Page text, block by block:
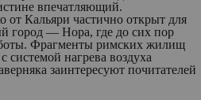
впечатляющий.
от Кальяри частично открыт для
город — Нора, где до сих пор
Фрагменты римских жилищ
нагрева воздуха
заинтересуют почитателей